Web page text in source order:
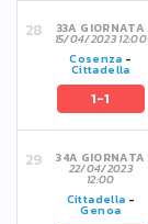
33A GIORNATA
15/04/2023 12:00
Cosenza -
Cittadella
1-1
34A GIORNATA
22/04/2023
12:00
Cittadella -
Genoa